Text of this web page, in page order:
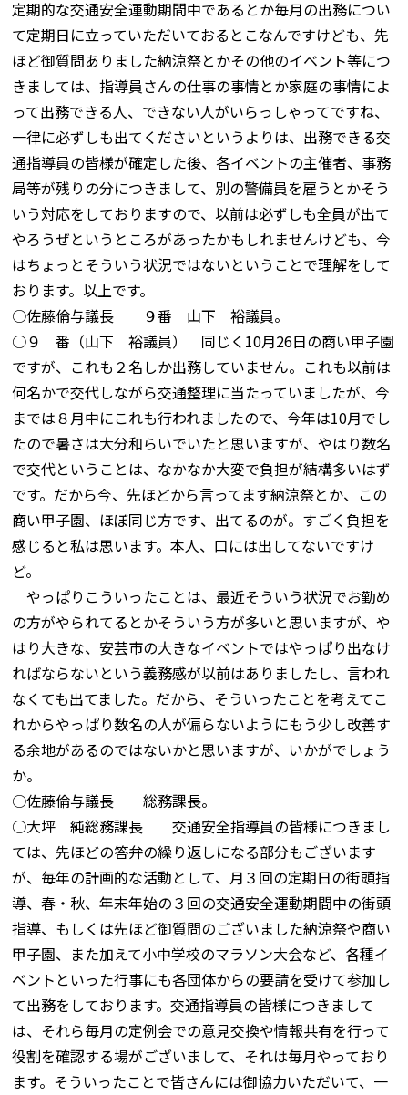
定期的な交通安全運動期間中であるとか毎月の出務につい
て定期日に立っていただいておるとこなんですけども、先
ほど御質問ありました納涼祭とかその他のイベント等につ
きましては、指導員さんの仕事の事情とか家庭の事情によ
って出務できる人、できない人がいらっしゃってですね、
一律に必ずしも出てくださいというよりは、出務できる交
通指導員の皆様が確定した後、各イベントの主催者、事務
局等が残りの分につきまして、別の警備員を雇うとかそう
いう対応をしておりますので、以前は必ずしも全員が出て
やろうぜというところがあったかもしれませんけども、今
はちょっとそういう状況ではないということで理解をして
おります。以上です。
○佐藤倫与議長 ９番 山下 裕議員。
○９ 番（山下 裕議員） 同じく10月26日の商い甲子園
ですが、これも２名しか出務していません。これも以前は
何名かで交代しながら交通整理に当たっていましたが、今
までは８月中にこれも行われましたので、今年は10月でし
たので暑さは大分和らいでいたと思いますが、やはり数名
で交代ということは、なかなか大変で負担が結構多いはず
です。だから今、先ほどから言ってます納涼祭とか、この
商い甲子園、ほぼ同じ方です、出てるのが。すごく負担を
感じると私は思います。本人、口には出してないですけ
ど。
やっぱりこういったことは、最近そういう状況でお勤め
の方がやられてるとかそういう方が多いと思いますが、や
はり大きな、安芸市の大きなイベントではやっぱり出なけ
ればならないという義務感が以前はありましたし、言われ
なくても出てました。だから、そういったことを考えてこ
れからやっぱり数名の人が偏らないようにもう少し改善す
る余地があるのではないかと思いますが、いかがでしょう
か。
○佐藤倫与議長 総務課長。
○大坪 純総務課長 交通安全指導員の皆様につきまし
ては、先ほどの答弁の繰り返しになる部分もございます
が、毎年の計画的な活動として、月３回の定期日の街頭指
導、春・秋、年末年始の３回の交通安全運動期間中の街頭
指導、もしくは先ほど御質問のございました納涼祭や商い
甲子園、また加えて小中学校のマラソン大会など、各種イ
ベントといった行事にも各団体からの要請を受けて参加し
て出務をしております。交通指導員の皆様につきまして
は、それら毎月の定例会での意見交換や情報共有を行って
役割を確認する場がございまして、それは毎月やっており
ます。そういったことで皆さんには御協力いただいて、一